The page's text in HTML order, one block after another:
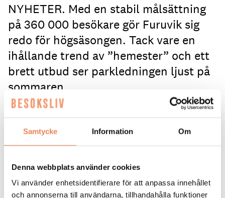
Samtycke Information Om
Denna webbplats använder cookies
Vi använder enhetsidentifierare för att anpassa innehållet
och annonserna till användarna, tillhandahålla funktioner
NYHETER. Med en stabil målsättning
på 360 000 besökare gör Furuvik sig
redo för högsäsongen. Tack vare en
ihållande trend av ”hemester” och ett
brett utbud ser parkledningen ljust på
sommaren.
Furuvik, som ligger cirka en mil från Gävle, lockar i
årligen. Inför sommaren är målet tydligt.
gästerna väljer att stanna i Sverige i stället för att
resa utomlands just nu. Men det handlar inte bara
om siffror; det viktigaste är att de som kommer hit